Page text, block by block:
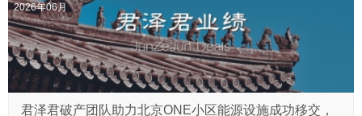
2026年06月
君泽君破产团队助力北京ONE小区能源设施成功移交，